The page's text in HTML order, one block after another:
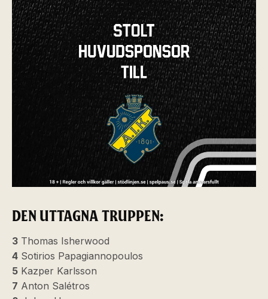
DEN UTTAGNA TRUPPEN:
3 Thomas Isherwood
4 Sotirios Papagiannopoulos
5 Kazper Karlsson
7 Anton Salétros